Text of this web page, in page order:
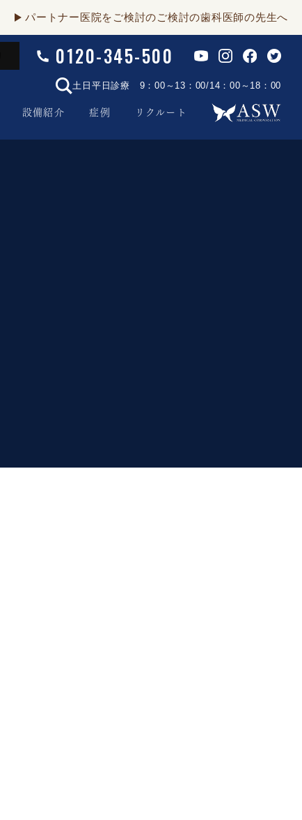
パートナー医院をご検討のご検討の歯科医師の先生へ
0120-345-500
土日平日診療 9：00～13：00/14：00～18：00
設備紹介 症例 リクルート